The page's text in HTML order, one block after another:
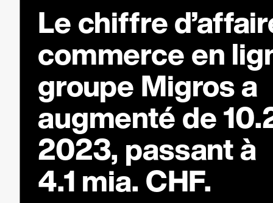
Le chiffre
commerce en
groupe Migros a
augmenté de
2023, passant à
4.1 mia. CHF.